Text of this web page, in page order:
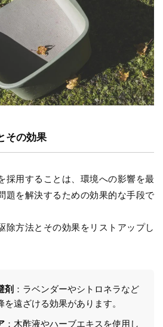
その効果
採用することは、環境への影響を最
題を解決するための効果的な手段で
除方法とその効果をリストアップし
剤：ラベンダーやシトロネラなど
遠ざける効果があります。
：木酢液やハーブエキスを使用し